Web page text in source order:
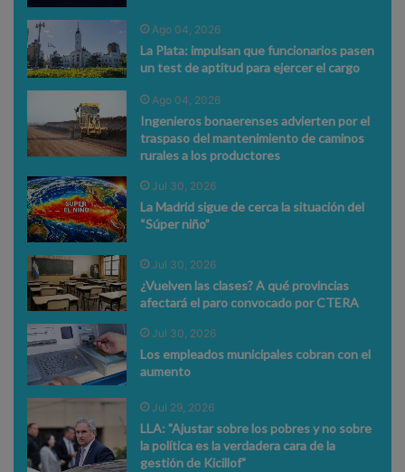
Ago 04, 2026
La Plata: impulsan que funcionarios pasen
un test de aptitud para ejercer el cargo
Ago 04, 2026
Ingenieros bonaerenses advierten por el
traspaso del mantenimiento de caminos
rurales a los productores
Jul 30, 2026
La Madrid sigue de cerca la situación del
“Súper niño”
Jul 30, 2026
¿Vuelven las clases? A qué provincias
afectará el paro convocado por CTERA
Jul 30, 2026
Los empleados municipales cobran con el
aumento
Jul 29, 2026
LLA: "Ajustar sobre los pobres y no sobre
la política es la verdadera cara de la
gestión de Kicillof"